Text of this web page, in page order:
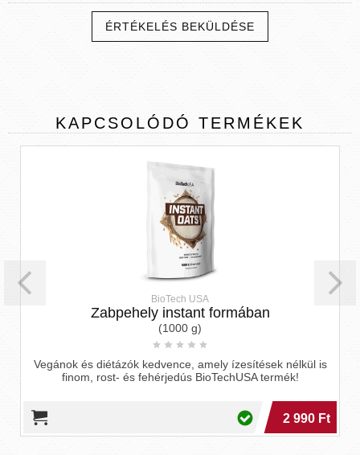
ÉRTÉKELÉS BEKÜLDÉSE
KAPCSOLÓDÓ TERMÉKEK
BioTech USA
Zabpehely instant formában
(1000 g)
Vegánok és diétázók kedvence, amely ízesítések nélkül is
finom, rost- és fehérjedús BioTechUSA termék!
2 990 Ft